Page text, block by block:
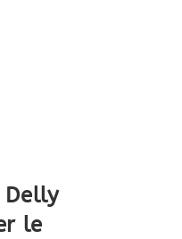
Delly
le